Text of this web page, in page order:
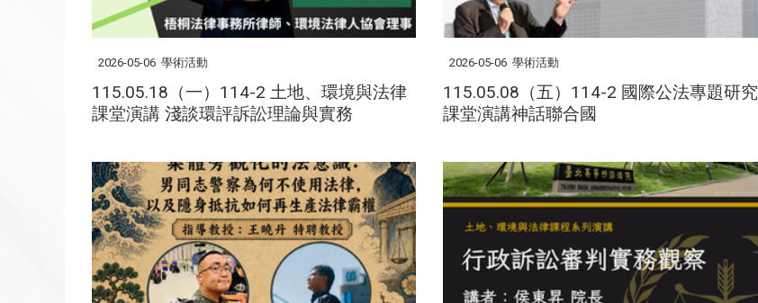
2026-05-06 學術活動
115.05.18（一）114-2 土地、環境與法律
課堂演講 淺談環評訴訟理論與實務
2026-05-06 學術活動
115.05.08（五）114-2 國際公法專題研究
課堂演講神話聯合國